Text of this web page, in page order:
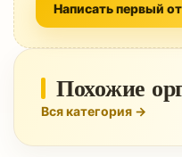
Написать первый
Похожие
Вся категория →